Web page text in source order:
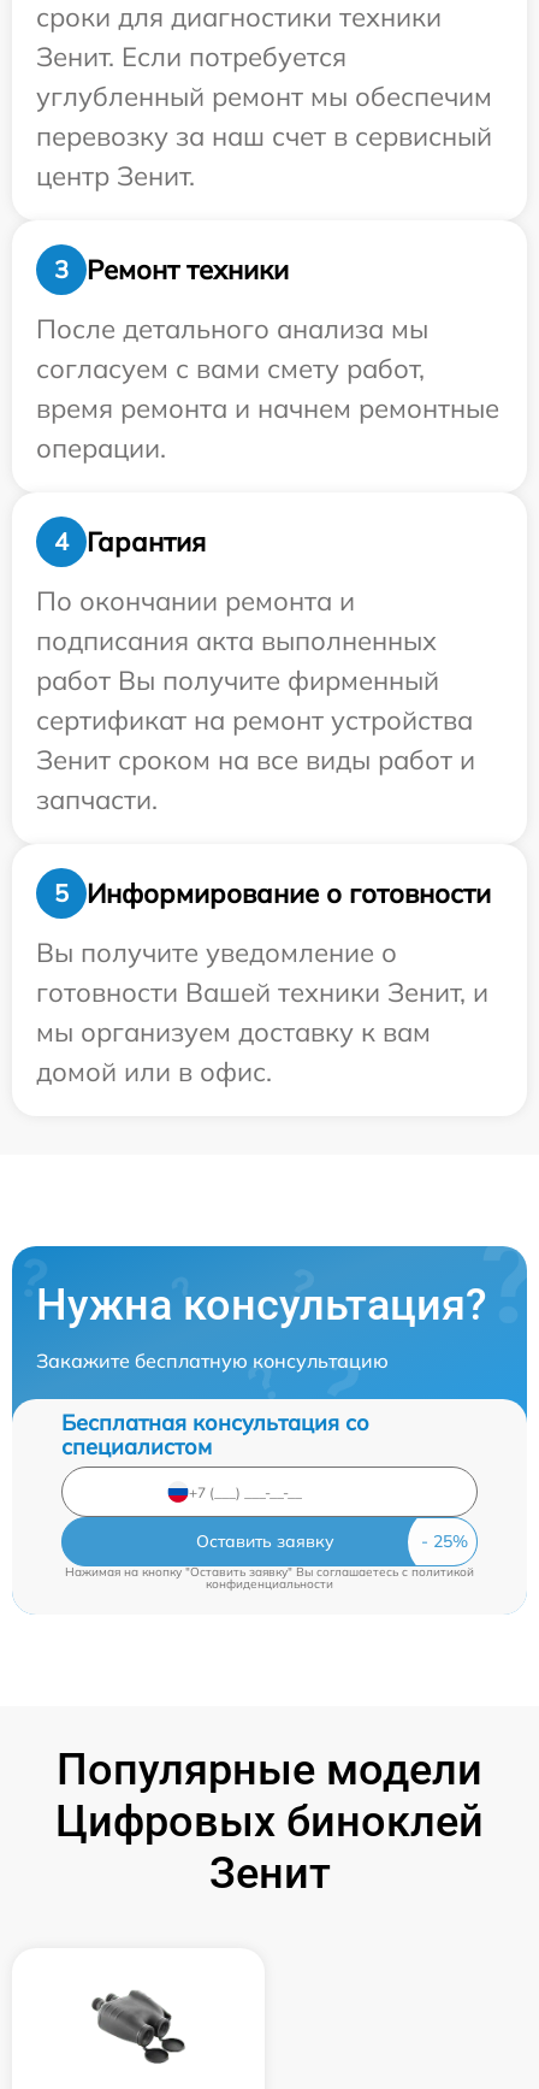
сроки для диагностики техники
Зенит. Если потребуется
углубленный ремонт мы обеспечим
перевозку за наш счет в сервисный
центр Зенит.
3
Ремонт техники
После детального анализа мы
согласуем с вами смету работ,
время ремонта и начнем ремонтные
операции.
4
Гарантия
По окончании ремонта и
подписания акта выполненных
работ Вы получите фирменный
сертификат на ремонт устройства
Зенит сроком на все виды работ и
запчасти.
5
Информирование о готовности
Вы получите уведомление о
готовности Вашей техники Зенит, и
мы организуем доставку к вам
домой или в офис.
Нужна консультация?
Закажите бесплатную консультацию
Бесплатная консультация со
специалистом
Оставить заявку
Нажимая на кнопку "Оставить заявку" Вы соглашаетесь cполитикой
конфиденциальности
Популярные модели
Цифровых биноклей
Зенит